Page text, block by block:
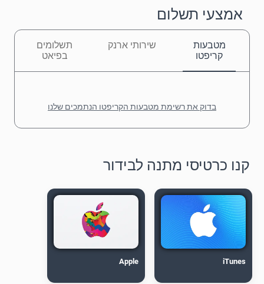
אמצעי תשלום
מטבעות
קריפטו
שירותי ארנק
תשלומים
בפיאט
בדוק את רשימת מטבעות הקריפטו הנתמכים שלנו
קנו כרטיסי מתנה לבידור
iTunes
Apple